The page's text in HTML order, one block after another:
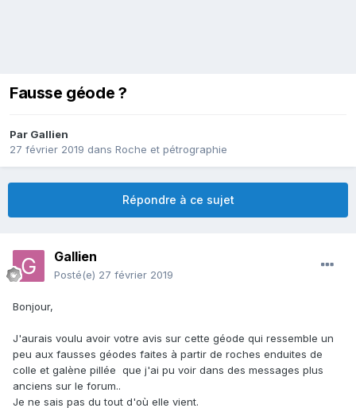
Fausse géode ?
Par Gallien
27 février 2019 dans Roche et pétrographie
Répondre à ce sujet
Gallien
Posté(e) 27 février 2019
Bonjour,
J'aurais voulu avoir votre avis sur cette géode qui ressemble un
peu aux fausses géodes faites à partir de roches enduites de
colle et galène pillée que j'ai pu voir dans des messages plus
anciens sur le forum..
Je ne sais pas du tout d'où elle vient.